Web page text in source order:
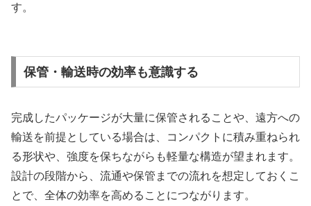
す。
保管・輸送時の効率も意識する
完成したパッケージが大量に保管されることや、遠方への
輸送を前提としている場合は、コンパクトに積み重ねられ
る形状や、強度を保ちながらも軽量な構造が望まれます。
設計の段階から、流通や保管までの流れを想定しておくこ
とで、全体の効率を高めることにつながります。